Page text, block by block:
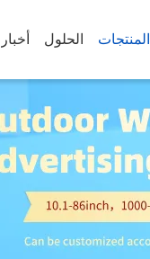
المنتجات الحلول أخبار